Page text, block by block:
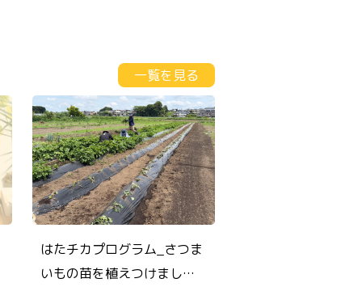
一覧を見る
はたチカプログラム_さつま
いもの苗を植えつけまし